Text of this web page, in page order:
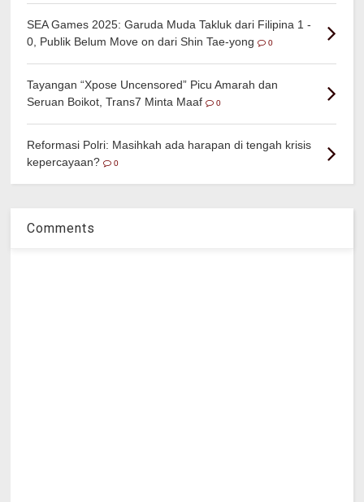
SEA Games 2025: Garuda Muda Takluk dari Filipina 1 -
0, Publik Belum Move on dari Shin Tae-yong
0
Tayangan “Xpose Uncensored” Picu Amarah dan
Seruan Boikot, Trans7 Minta Maaf
0
Reformasi Polri: Masihkah ada harapan di tengah krisis
kepercayaan?
0
Comments